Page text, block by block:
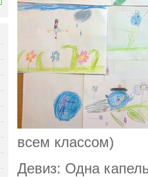
всем классом)
Девиз: Одна